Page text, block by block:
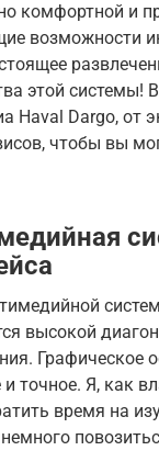
комфортной и
возможности
этой системы!
Haval Dargo, от
чтобы вы
высокой
Графическое
точное. Я, как
время на